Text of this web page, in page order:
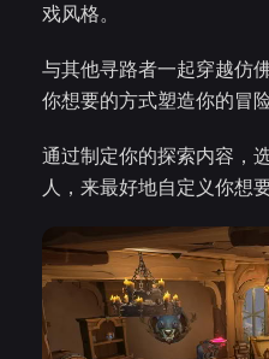
戏风格。
与其他寻路者一起穿越仿
你想要的方式塑造你的冒险
通过制定你的探索内容，
人，来最好地自定义你想